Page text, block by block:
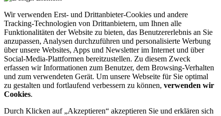
Wir verwenden Erst- und Drittanbieter-Cookies und andere
Tracking-Technologien von Drittanbietern, um Ihnen alle
Funktionalitäten der Website zu bieten, das Benutzererlebnis an Sie
anzupassen, Analysen durchzuführen und personalisierte Werbung
über unsere Websites, Apps und Newsletter im Internet und über
Social-Media-Plattformen bereitzustellen. Zu diesem Zweck
erfassen wir Informationen zum Benutzer, dem Browsing-Verhalten
und zum verwendeten Gerät. Um unsere Webseite für Sie optimal
zu gestalten und fortlaufend verbessern zu können, verwenden wir
Cookies.
Durch Klicken auf „Akzeptieren“ akzeptieren Sie und erklären sich